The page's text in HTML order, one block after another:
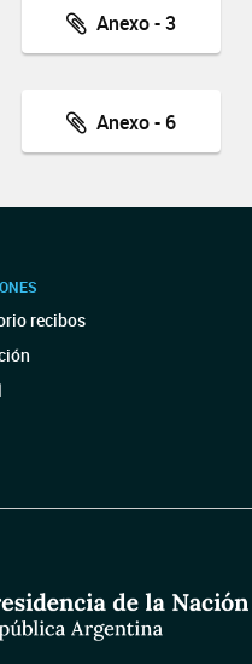
Anexo - 3
Anexo - 6
recibos